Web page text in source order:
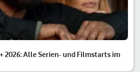
2026: Alle Serien- und Filmstarts im